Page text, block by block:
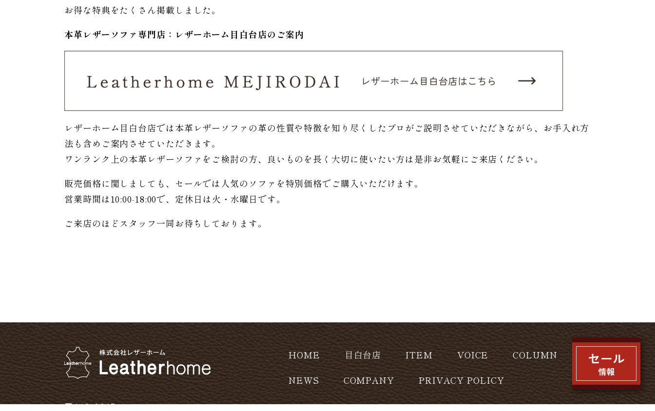
お得な特典をたくさん掲載しました。
本革レザーソファ専門店：レザーホーム 目白台店のご案内
レザーホーム目白台店では本革レザーソファの革の性質や特徴を知り尽くしたプロがご説明させていただきながら、お手入れ方
法も含めご案内させていただきます。
ワンランク上の本革レザーソファをご検討の方、良いものを長く大切に使いたい方は是非お気軽にご来店ください。
販売価格に関しましても、セールでは人気のソファを特別価格でご購入いただけます。
営業時間は10:00-18:00で、定休日は火・水曜日です。
ご来店のほどスタッフ一同お待ちしております。
〒112-0015
HOME 目白台店 ITEM VOICE
COLUMN
NEWS
COMPANY PRIVACY POLICY